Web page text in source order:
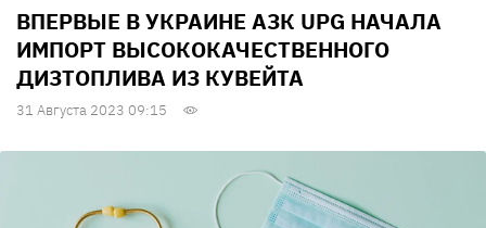
ВПЕРВЫЕ В УКРАИНЕ АЗК UPG НАЧАЛА
ИМПОРТ ВЫСОКОКАЧЕСТВЕННОГО
ДИЗТОПЛИВА ИЗ КУВЕЙТА
31 Августа 2023 09:15